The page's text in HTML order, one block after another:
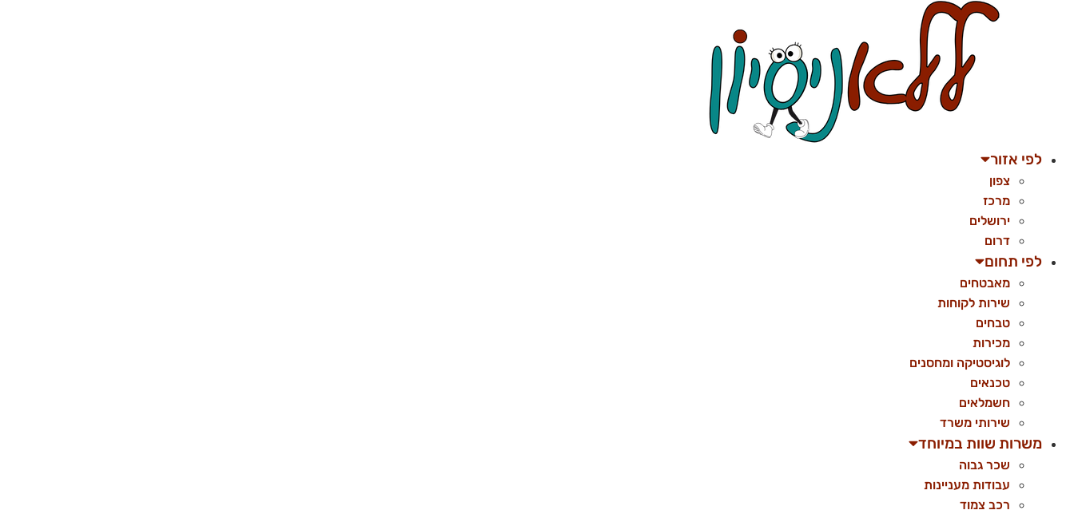
לפי אזור
צפון
מרכז
ירושלים
דרום
לפי תחום
מאבטחים
שירות לקוחות
טבחים
מכירות
לוגיסטיקה ומחסנים
טכנאים
חשמלאים
שירותי משרד
משרות שוות במיוחד
שכר גבוה
עבודות מעניינות
רכב צמוד